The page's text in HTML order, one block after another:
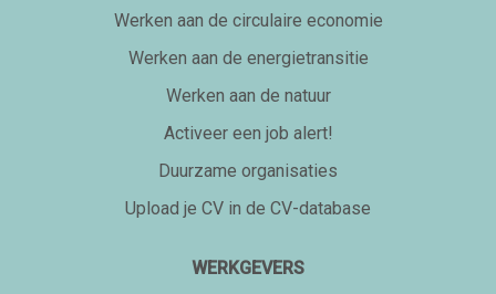
Werken aan de circulaire economie
Werken aan de energietransitie
Werken aan de natuur
Activeer een job alert!
Duurzame organisaties
Upload je CV in de CV-database
WERKGEVERS